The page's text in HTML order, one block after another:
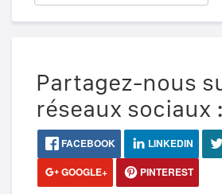
Partagez-nous
réseaux sociaux :
FACEBOOK LINKEDIN
GOOGLE+
PINTEREST